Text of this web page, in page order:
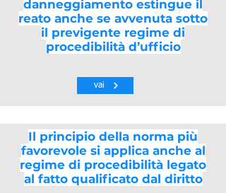
danneggiamento estingue il
reato anche se avvenuta sotto
il previgente regime di
procedibilità d’ufficio
vai
Il principio della norma più
favorevole si applica anche al
regime di procedibilità legato
al fatto qualificato dal diritto